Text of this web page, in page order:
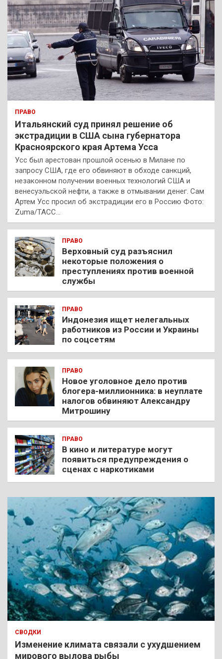
ПРАВО
Итальянский суд принял решение об
экстрадиции в США сына губернатора
Красноярского края Артема Усса
Усс был арестован прошлой осенью в Милане по
запросу США, где его обвиняют в обходе санкций,
незаконном получении военных технологий США и
венесуэльской нефти, а также в отмывании денег. Сам
Артем Усс просил об экстрадиции его в Россию Фото:
Zuma/ТАСС…
ПРАВО
Верховный суд разъяснил
некоторые положения о
преступлениях против военной
службы
ПРАВО
Индонезия ищет нелегальных
работников из России и Украины
по соцсетям
ПРАВО
Новое уголовное дело против
блогера-миллионника: в неуплате
налогов обвиняют Александру
Митрошину
ПРАВО
В кино и литературе могут
появиться предупреждения о
сценах с наркотиками
СВОДКИ
Изменение климата связали с ухудшением
мирового вылова рыбы